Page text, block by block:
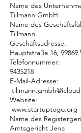
Name des
Tillmann GmbH
Name des
Tillmann
Hauptstraße 16,
9435218
E-Mail-
www.startuptogo.org
Name des
Amtsgericht Jena